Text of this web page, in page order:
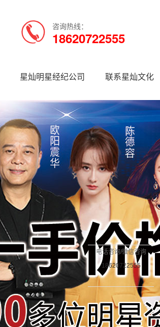
咨询热线：
18620722555
星灿明星经纪公司 联系星灿文化
电话咨询/微信咨询
18620722555